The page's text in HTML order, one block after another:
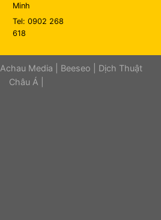
Minh
Tel: 0902 268
618
Achau Media Beeseo
Dịch Thuật
Châu Á